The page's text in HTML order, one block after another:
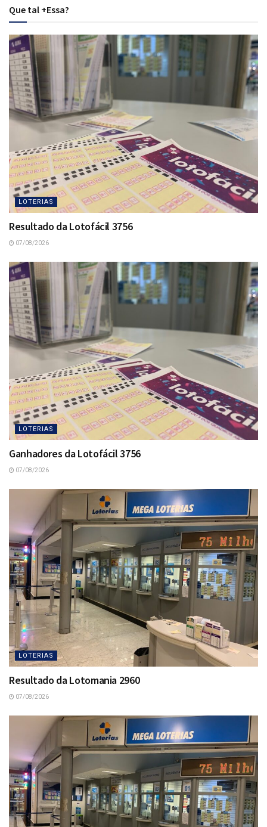
Que tal +Essa?
LOTERIAS
Resultado da Lotofácil 3756
07/08/2026
LOTERIAS
Ganhadores da Lotofácil 3756
07/08/2026
LOTERIAS
Resultado da Lotomania 2960
07/08/2026